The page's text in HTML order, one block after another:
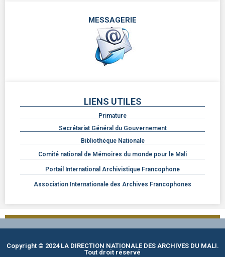
MESSAGERIE
LIENS UTILES
Primature
Secrétariat Général du Gouvernement
Bibliothèque Nationale
Comité national de Mémoires du monde pour le Mali
Portail International Archivistique Francophone
Association Internationale des Archives Francophones
Copyright © 2024 LA DIRECTION NATIONALE DES ARCHIVES DU MALI.
Tout droit réservé